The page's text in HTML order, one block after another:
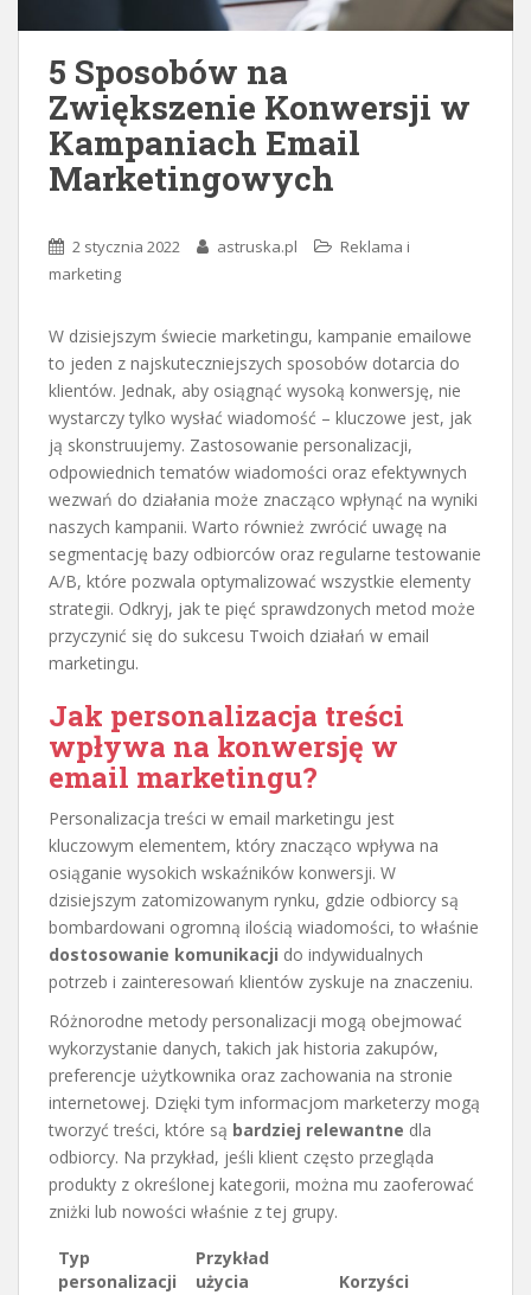
5 Sposobów na
Zwiększenie Konwersji w
Kampaniach Email
Marketingowych
2 stycznia 2022 astruska.pl
Reklama i
marketing
W dzisiejszym świecie marketingu, kampanie emailowe
to jeden z najskuteczniejszych sposobów dotarcia do
klientów. Jednak, aby osiągnąć wysoką konwersję, nie
wystarczy tylko wysłać wiadomość – kluczowe jest, jak
ją skonstruujemy. Zastosowanie personalizacji,
odpowiednich tematów wiadomości oraz efektywnych
wezwań do działania może znacząco wpłynąć na wyniki
naszych kampanii. Warto również zwrócić uwagę na
segmentację bazy odbiorców oraz regularne testowanie
A/B, które pozwala optymalizować wszystkie elementy
strategii. Odkryj, jak te pięć sprawdzonych metod może
przyczynić się do sukcesu Twoich działań w email
marketingu.
Jak personalizacja treści
wpływa na konwersję w
email marketingu?
Personalizacja treści w email marketingu jest
kluczowym elementem, który znacząco wpływa na
osiąganie wysokich wskaźników konwersji. W
dzisiejszym zatomizowanym rynku, gdzie odbiorcy są
bombardowani ogromną ilością wiadomości, to właśnie
dostosowanie komunikacji do indywidualnych
potrzeb i zainteresowań klientów zyskuje na znaczeniu.
Różnorodne metody personalizacji mogą obejmować
wykorzystanie danych, takich jak historia zakupów,
preferencje użytkownika oraz zachowania na stronie
internetowej. Dzięki tym informacjom marketerzy mogą
tworzyć treści, które są bardziej relewantne dla
odbiorcy. Na przykład, jeśli klient często przegląda
produkty z określonej kategorii, można mu zaoferować
zniżki lub nowości właśnie z tej grupy.
Typ
personalizacji
Przykład
użycia
Korzyści